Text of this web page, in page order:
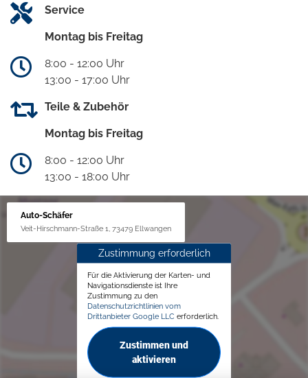
Service
Montag bis Freitag
8:00 - 12:00 Uhr
13:00 - 17:00 Uhr
Teile & Zubehör
Montag bis Freitag
8:00 - 12:00 Uhr
13:00 - 18:00 Uhr
Auto-Schäfer
Veit-Hirschmann-Straße 1, 73479 Ellwangen
Zustimmung erforderlich
Für die Aktivierung der Karten- und
Navigationsdienste ist Ihre
Zustimmung zu den
Datenschutzrichtlinien vom
Drittanbieter Google LLC erforderlich.
Zustimmen und
aktivieren